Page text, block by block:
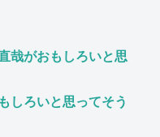
哉がおもしろいと思
しろいと思ってそう